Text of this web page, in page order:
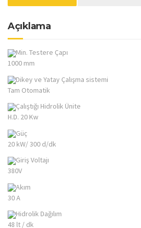
Açıklama
Min. Testere Çapı
1000 mm
Dikey ve Yatay Çalışma sistemi
Tam Otomatik
Çalıştığı Hidrolik Ünite
H.D. 20 Kw
Güç
20 kW/ 300 d/dk
Giriş Voltajı
380V
Akım
30 A
Hidrolik Dağılım
48 lt / dk